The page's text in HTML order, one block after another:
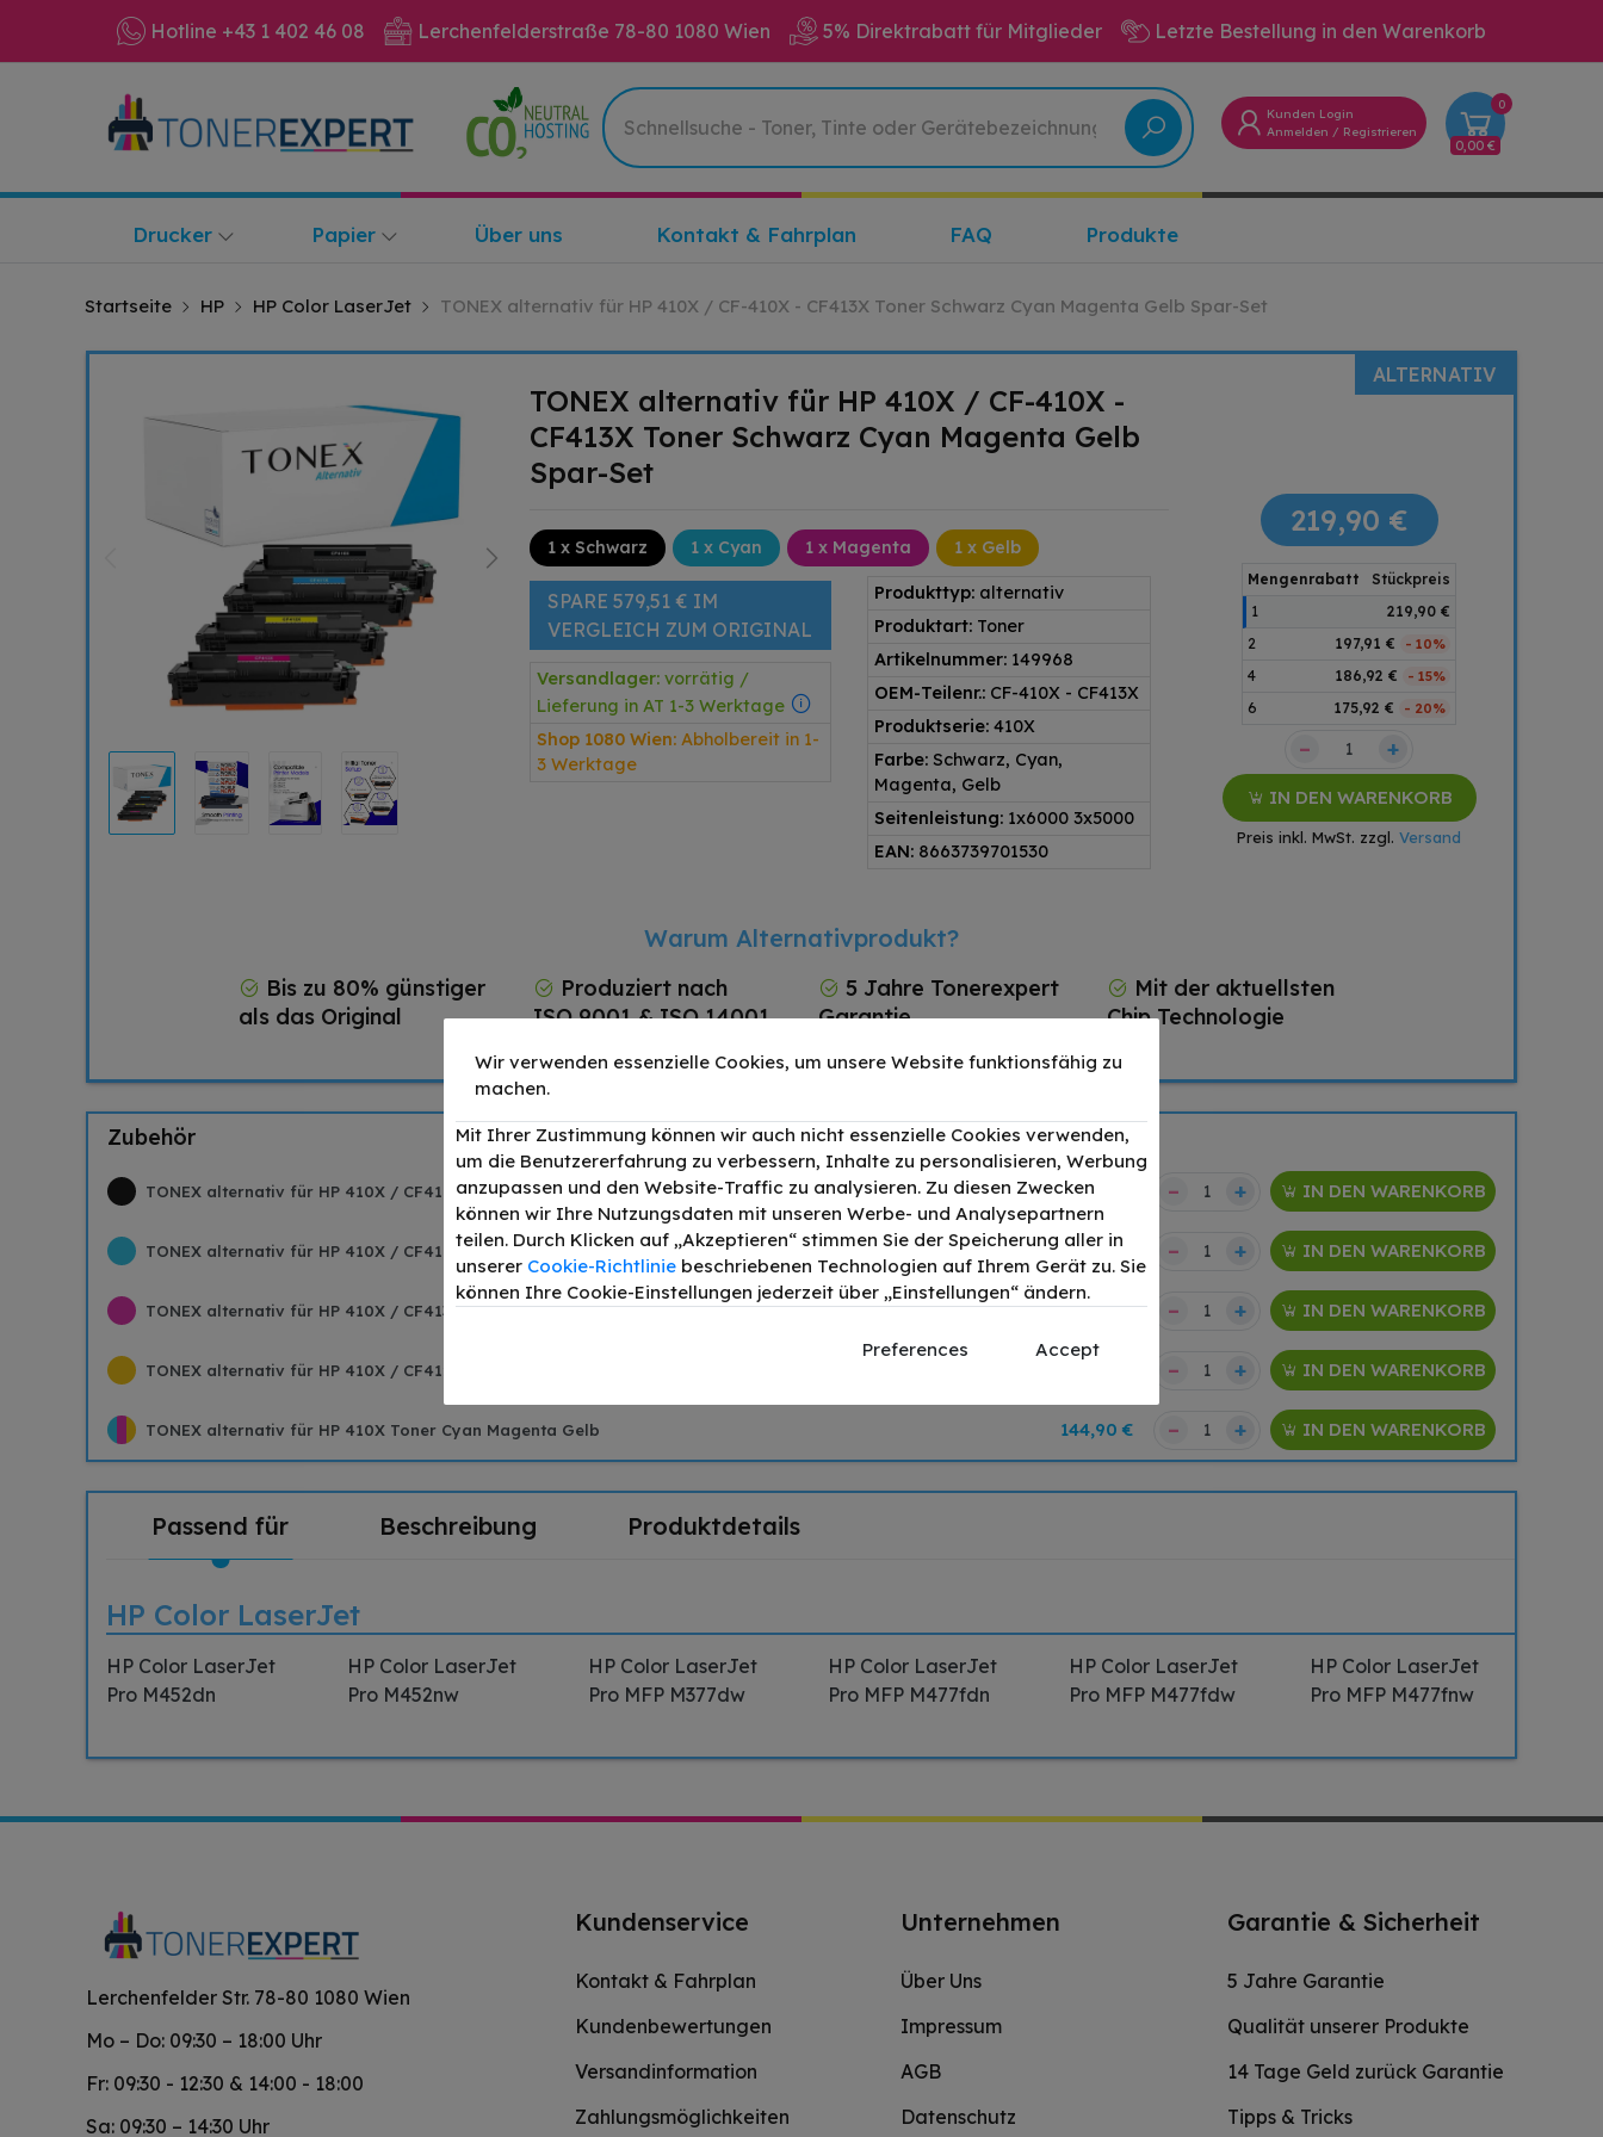
Hotline +43 1 402 46 08 Lerchenfelderstraße 78-80 1080 Wien 5% Direktrabatt für Mitglieder Letzte Bestellung in den Warenkorb
Kunden Login
Anmelden / Registrieren
0
0,00 €
Drucker Papier Über uns Kontakt & Fahrplan FAQ Produkte
Startseite HP HP Color LaserJet TONEX alternativ für HP 410X / CF-410X - CF413X Toner Schwarz Cyan Magenta Gelb Spar-Set
ALTERNATIV
TONEX alternativ für HP 410X / CF-410X -
CF413X Toner Schwarz Cyan Magenta Gelb
Spar-Set
1 x Schwarz 1 x Cyan 1 x Magenta 1 x Gelb
SPARE 579,51 € IM
VERGLEICH ZUM ORIGINAL
Versandlager: vorrätig /
Lieferung in AT 1-3 Werktage
Shop 1080 Wien: Abholbereit in 1-
3 Werktage
Produkttyp: alternativ
Produktart: Toner
Artikelnummer: 149968
OEM-Teilenr.: CF-410X - CF413X
Produktserie: 410X
Farbe: Schwarz, Cyan,
Magenta, Gelb
Seitenleistung: 1x6000 3x5000
EAN: 8663739701530
219,90 €
Mengenrabatt
Stückpreis
1
219,90 €
2
197,91 € - 10%
4 186,92 € - 15%
6 175,92 € - 20%
– +
IN DEN WARENKORB
Preis inkl. MwSt. zzgl.Versand
Warum Alternativprodukt?
Bis zu 80% günstiger
als das Original
Produziert nach
ISO 9001 & ISO 14001
5 Jahre Tonerexpert
Garantie
Mit der aktuellsten
Chip Technologie
Zubehör
TONEX alternativ für HP 410X / CF410X Toner Schwarz bis zu 6500 Seiten Druckleistung: 6500 64,90 € – + IN DEN WARENKORB
TONEX alternativ für HP 410X / CF411X Toner Cyan bis zu 5000 Seiten Druckleistung:5000 64,90 € – + IN DEN WARENKORB
TONEX alternativ für HP 410X / CF413X Toner Magenta bis zu 5000 Seiten Druckleistung:5000 64,90 € – + IN DEN WARENKORB
TONEX alternativ für HP 410X / CF412X Toner Gelb bis zu 5000 Seiten – + IN DEN WARENKORB
TONEX alternativ für HP 410X Toner Cyan Magenta Gelb 144,90 € – + IN DEN WARENKORB
Passend für Beschreibung Produktdetails
HP Color LaserJet
HP Color LaserJet
Pro M452dn
HP Color LaserJet
Pro M452nw
HP Color LaserJet
Pro MFP M377dw
HP Color LaserJet
Pro MFP M477fdn
HP Color LaserJet
Pro MFP M477fdw
HP Color LaserJet
Pro MFP M477fnw
Lerchenfelder Str. 78-80 1080 Wien
Mo – Do: 09:30 – 18:00 Uhr
Fr: 09:30 - 12:30 & 14:00 - 18:00
Sa: 09:30 – 14:30 Uhr
Kundenservice
Kontakt & Fahrplan
Kundenbewertungen
Versandinformation
Zahlungsmöglichkeiten
Unternehmen
Über Uns
Impressum
AGB
Datenschutz
Garantie & Sicherheit
5 Jahre Garantie
Qualität unserer Produkte
14 Tage Geld zurück Garantie
Tipps & Tricks
Wir verwenden essenzielle Cookies, um unsere Website funktionsfähig zu
machen.
Mit Ihrer Zustimmung können wir auch nicht essenzielle Cookies verwenden,
um die Benutzererfahrung zu verbessern, Inhalte zu personalisieren, Werbung
anzupassen und den Website-Traffic zu analysieren. Zu diesen Zwecken
können wir Ihre Nutzungsdaten mit unseren Werbe- und Analysepartnern
teilen. Durch Klicken auf „Akzeptieren“ stimmen Sie der Speicherung aller in
unserer Cookie-Richtlinie beschriebenen Technologien auf Ihrem Gerät zu. Sie
können Ihre Cookie-Einstellungen jederzeit über „Einstellungen“ ändern.
Preferences Accept